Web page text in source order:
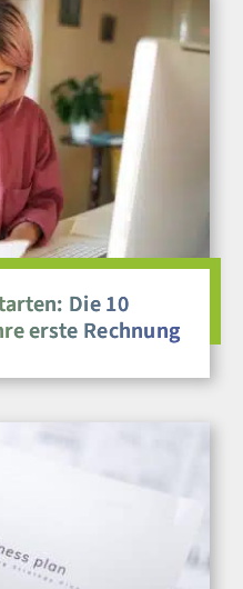
Die 10
erste Rechnung